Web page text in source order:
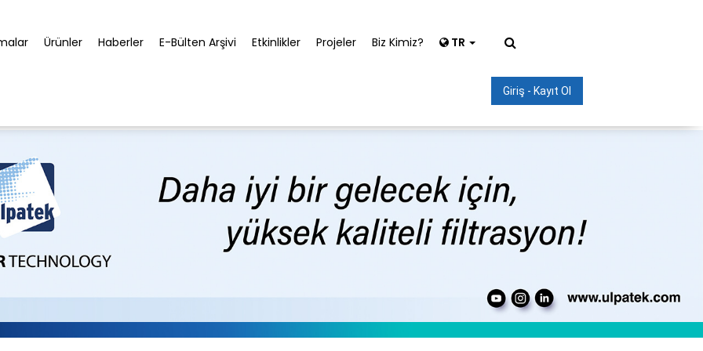
Ürünler Haberler E-Bülten Arşivi Etkinlikler Projeler Biz Kimiz? TR
Giriş - Kayıt Ol